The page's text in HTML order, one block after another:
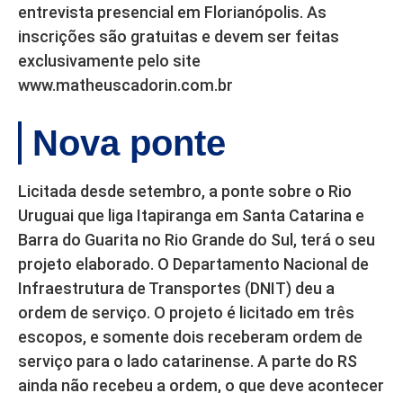
entrevista presencial em Florianópolis. As
inscrições são gratuitas e devem ser feitas
exclusivamente pelo site
www.matheuscadorin.com.br
Nova ponte
Licitada desde setembro, a ponte sobre o Rio
Uruguai que liga Itapiranga em Santa Catarina e
Barra do Guarita no Rio Grande do Sul, terá o seu
projeto elaborado. O Departamento Nacional de
Infraestrutura de Transportes (DNIT) deu a
ordem de serviço. O projeto é licitado em três
escopos, e somente dois receberam ordem de
serviço para o lado catarinense. A parte do RS
ainda não recebeu a ordem, o que deve acontecer